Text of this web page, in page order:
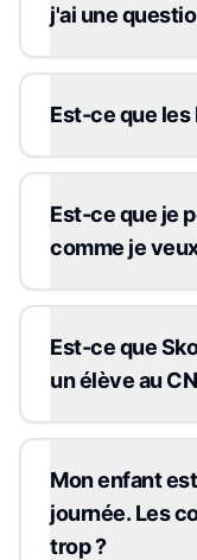
j'ai une
Est-ce que
Est-ce que je
comme je
Est-ce que
un élève au
Mon enfant
journée. Les
trop ?